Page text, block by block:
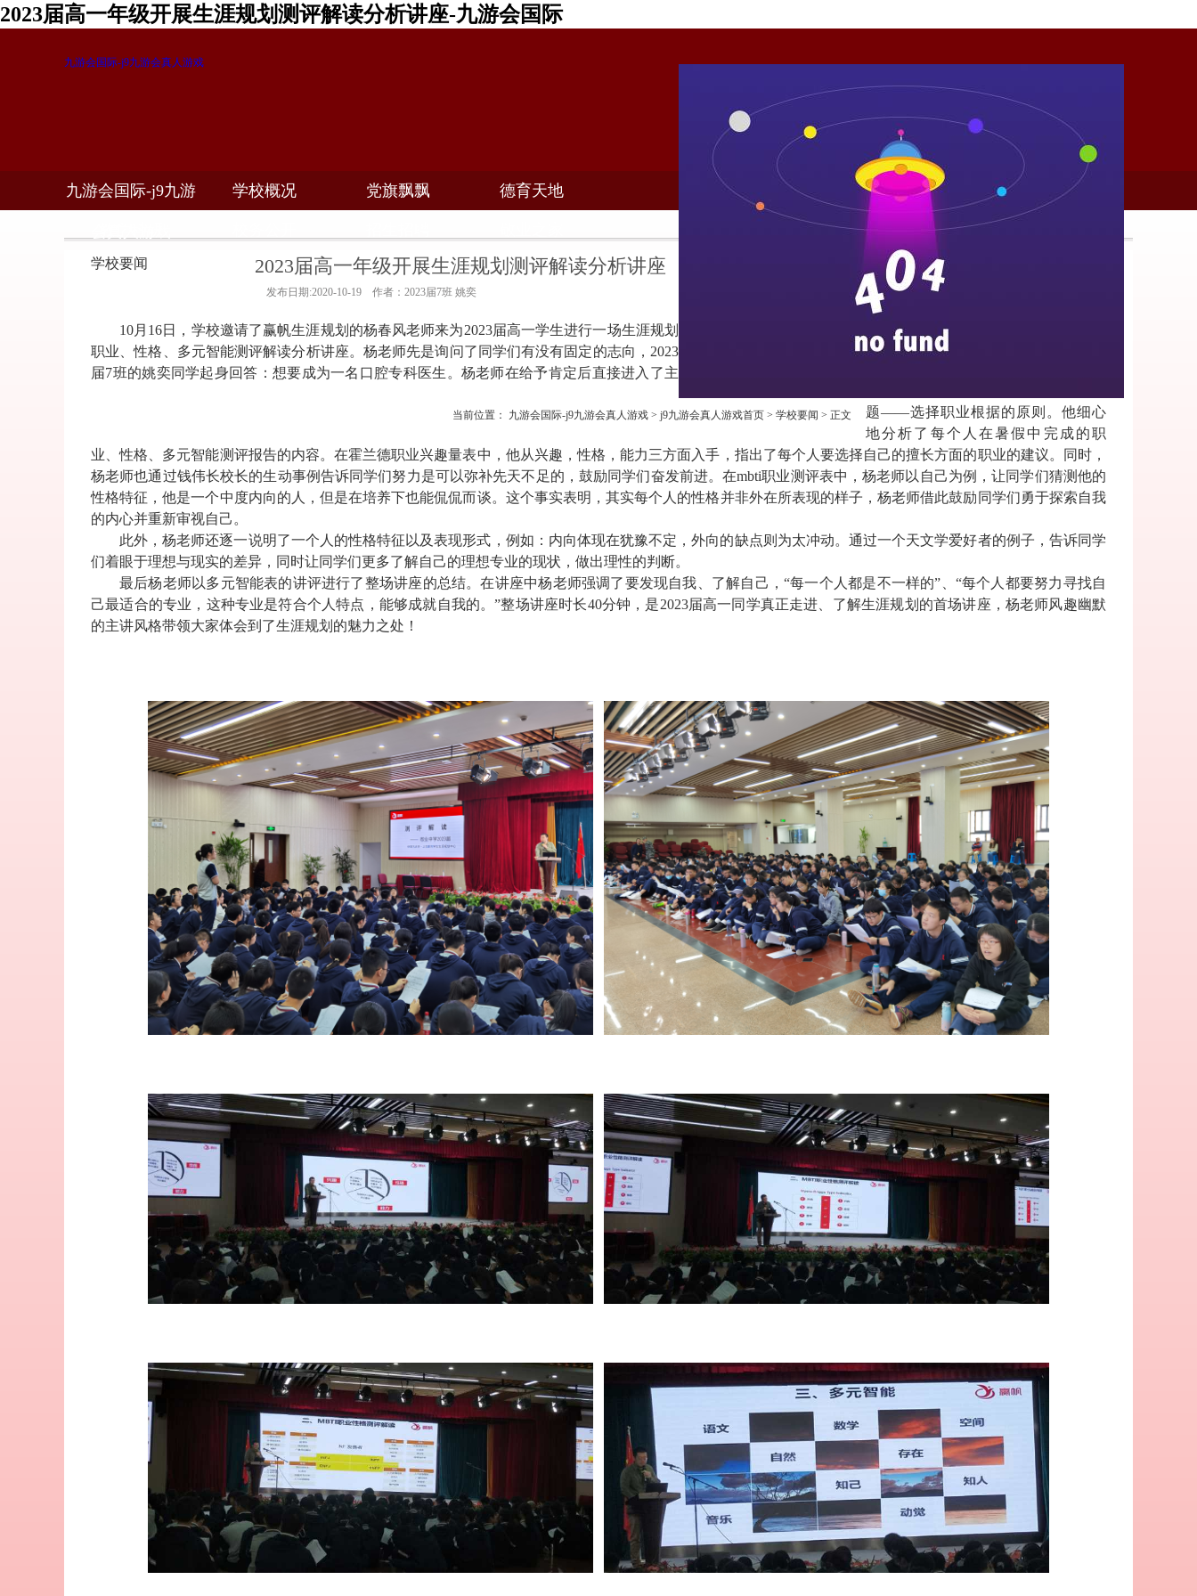
2023届高一年级开展生涯规划测评解读分析讲座-九游会国际
九游会国际-j9九游会真人游戏
九游会国际-j9九游 学校概况 党旗飘飘 德育天地
学校要闻
当前位置： 九游会国际-j9九游会真人游戏 > j9九游会真人游戏首页 > 学校要闻 > 正文
2023届高一年级开展生涯规划测评解读分析讲座
发布日期:2020-10-19 作者：2023届7班 姚奕
10月 16日，学校邀请了赢帆生涯规划的杨春风老师来为2023届高一学生进行一场生涯规划
职业、性格、多元智能测评解读分析讲座。杨老师先是询问了同学们有没有固定的志向， 2023
届7班的姚奕同学起身回答：想要成为一名口腔专科医生。杨老师在给予肯定后直接进入了主
题——选择职业根据的原则。他细心
地分析了每个人在暑假中完成的职
业、性格、多元智能测评报告的内容。在霍兰德职业兴趣量表中，他从兴趣，性格，能力三方面入手，指出了每个人要选择自己的擅长方面的职业的建议。同时，
杨老师也通过钱伟长校长的生动事例告诉同学们努力是可以弥补先天不足的，鼓励同学们奋发前进。在mbti职业测评表中，杨老师以自己为例，让同学们猜测他的
性格特征，他是一个中度内向的人，但是在培养下也能侃侃而谈。这个事实表明，其实每个人的性格并非外在所表现的样子，杨老师借此鼓励同学们勇于探索自我
的内心并重新审视自己。
此外，杨老师还逐一说明了一个人的性格特征以及表现形式，例如：内向体现在犹豫不定，外向的缺点则为太冲动。通过一个天文学爱好者的例子，告诉同学
们着眼于理想与现实的差异，同时让同学们更多了解自己的理想专业的现状，做出理性的判断。
最后杨老师以多元智能表的讲评进行了整场讲座的总结。在讲座中杨老师强调了要发现自我、了解自己，“每一个人都是不一样的”、“每个人都要努力寻找自
己最适合的专业，这种专业是符合个人特点，能够成就自我的。”整场讲座时长40分钟，是2023届高一同学真正走进、了解生涯规划的首场讲座，杨老师风趣幽默
的主讲风格带领大家体会到了生涯规划的魅力之处！